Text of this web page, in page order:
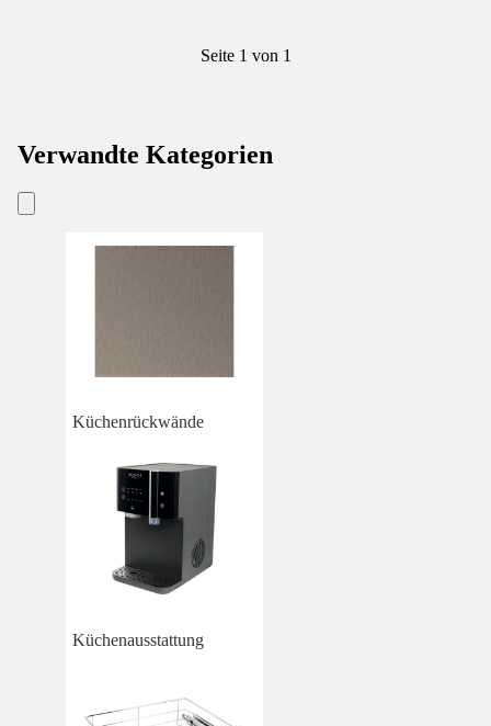
Seite 1 von 1
Verwandte Kategorien
Küchenrückwände
Küchenausstattung